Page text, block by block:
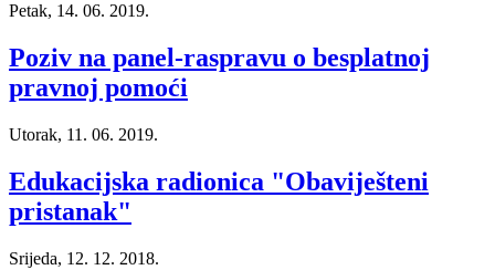
Petak, 14. 06. 2019.
Poziv na panel-raspravu o besplatnoj
pravnoj pomoći
Utorak, 11. 06. 2019.
Edukacijska radionica "Obaviješteni
pristanak"
Srijeda, 12. 12. 2018.